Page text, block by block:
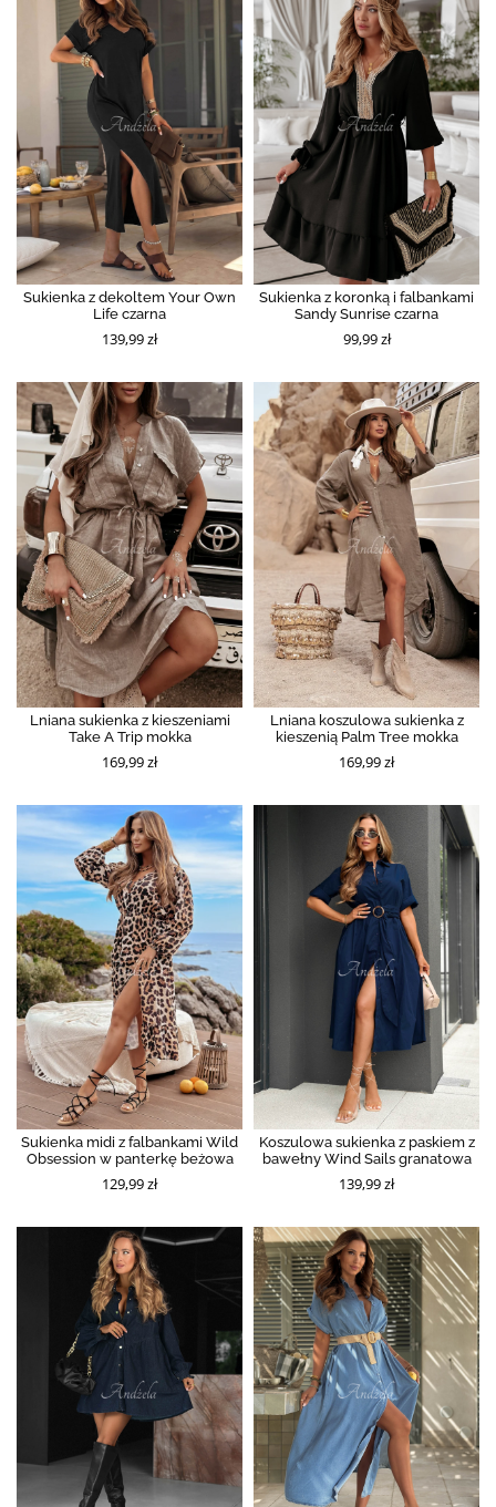
Sukienka z dekoltem Your Own
Life czarna
139,99 zł
Sukienka z koronką i falbankami
Sandy Sunrise czarna
99,99 zł
Lniana sukienka z kieszeniami
Take A Trip mokka
169,99 zł
Lniana koszulowa sukienka z
kieszenią Palm Tree mokka
169,99 zł
Sukienka midi z falbankami Wild
Obsession w panterkę beżowa
129,99 zł
Koszulowa sukienka z paskiem z
bawełny Wind Sails granatowa
139,99 zł